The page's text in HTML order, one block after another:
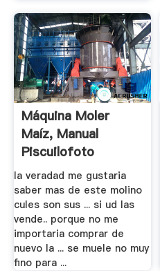
Máquina Moler
Maíz, Manual
Piscuilofoto
la veradad me gustaria
saber mas de este molino
cules son sus ... si ud las
vende.. porque no me
importaria comprar de
nuevo la ... se muele no muy
fino para ...